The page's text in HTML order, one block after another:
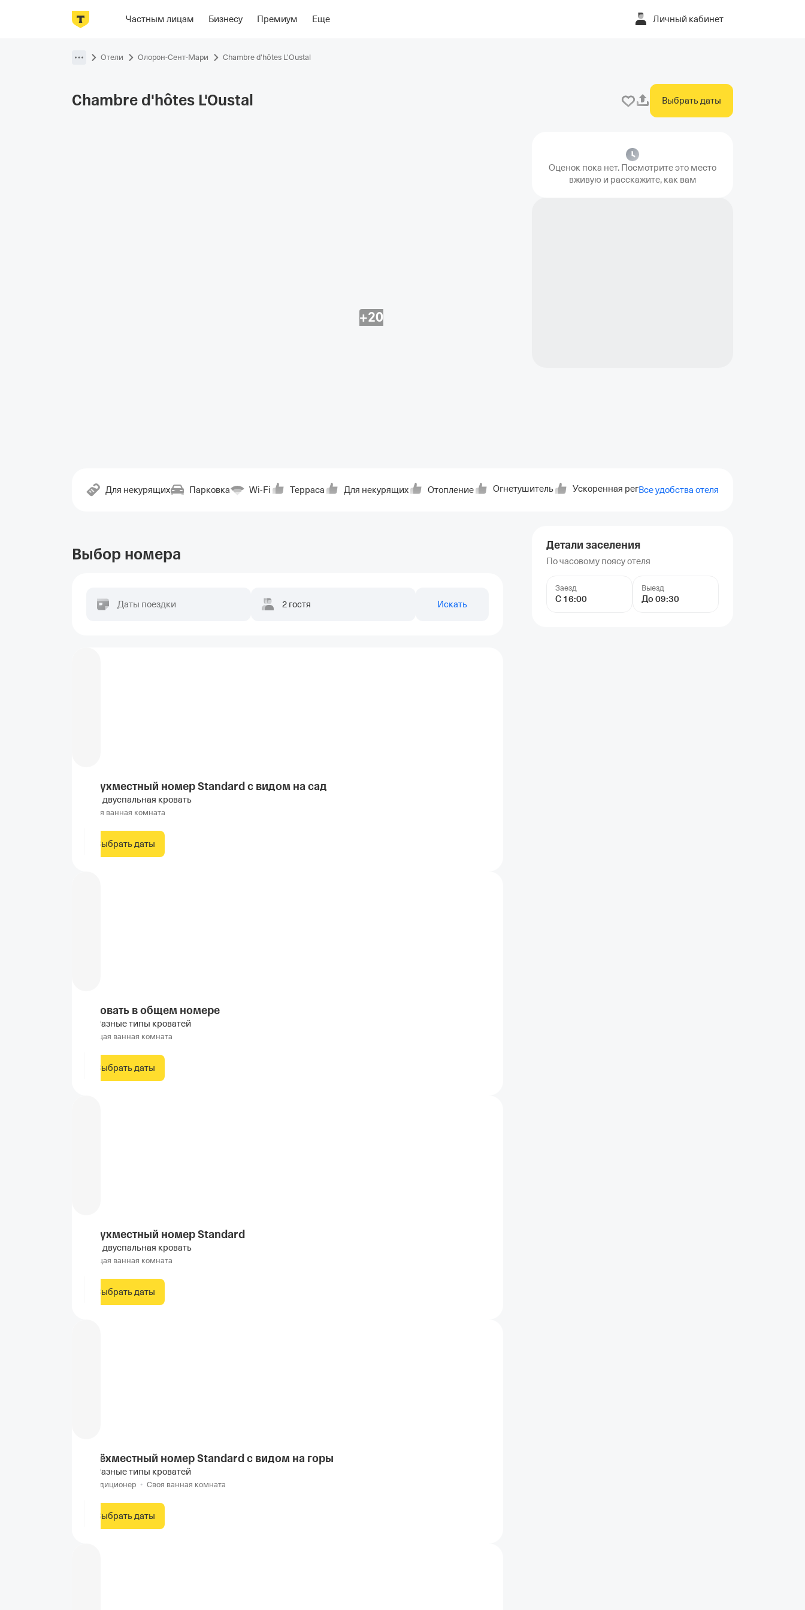
Частным лицам Бизнесу Премиум Еще Личный кабинет
Фотографии НомераРасположениеОб отеле
Отели Олорон-Сент-Мари Chambre d'hôtes L'Oustal
Chambre d'hôtes L'Oustal Выбрать даты
+20
Оценок пока нет. Посмотрите это место
вживую и расскажите, как вам
Для некурящих Парковка Wi-Fi Терраса Для некурящих Отопление Огнетушитель Ускоренная регистрация заезда
Все удобства отеля
Детали заселения
По часовому поясу отеля
Заезд
С 16:00
Выезд
До 09:30
Выбор номера
Даты поездки 2 гостя Искать
Двухместный номер Standard с видом на сад
1 двуспальная кровать
Своя ванная комната
Выбрать даты
Кровать в общем номере
Разные типы кроватей
Общая ванная комната
Выбрать даты
Двухместный номер Standard
1 двуспальная кровать
Общая ванная комната
Выбрать даты
Трёхместный номер Standard с видом на горы
Разные типы кроватей
Кондиционер • Своя ванная комната
Выбрать даты